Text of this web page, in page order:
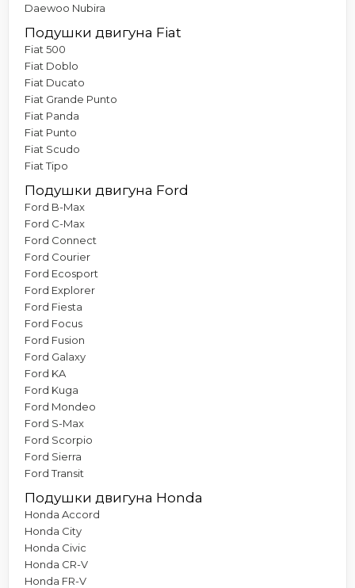
Daewoo Nubira
Подушки двигуна Fiat
Fiat 500
Fiat Doblo
Fiat Ducato
Fiat Grande Punto
Fiat Panda
Fiat Punto
Fiat Scudo
Fiat Tipo
Подушки двигуна Ford
Ford B-Max
Ford C-Max
Ford Connect
Ford Courier
Ford Ecosport
Ford Explorer
Ford Fiesta
Ford Focus
Ford Fusion
Ford Galaxy
Ford KA
Ford Kuga
Ford Mondeo
Ford S-Max
Ford Scorpio
Ford Sierra
Ford Transit
Подушки двигуна Honda
Honda Accord
Honda City
Honda Civic
Honda CR-V
Honda FR-V